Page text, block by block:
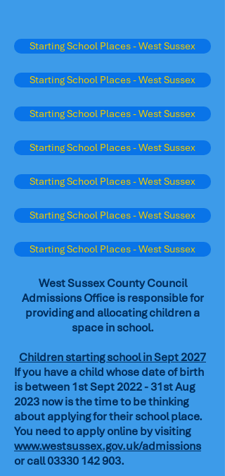
Starting School Places - West Sussex
Starting School Places - West Sussex
Starting School Places - West Sussex
Starting School Places - West Sussex
Starting School Places - West Sussex
Starting School Places - West Sussex
Starting School Places - West Sussex
West Sussex County Council
Admissions Office is responsible for
providing and allocating children a
space in school.
Children starting school in Sept 2027
If you have a child whose date of birth
is between 1st Sept 2022 - 31st Aug
2023 now is the time to be thinking
about applying for their school place.
You need to apply online by visiting
www.westsussex.gov.uk/admissions
or call03330 142 903.